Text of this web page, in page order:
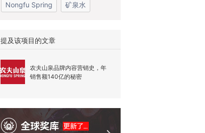
Nongfu Spring 矿泉水
提及该项目的文章
农夫山泉品牌内容营销史，年
销售额140亿的秘密